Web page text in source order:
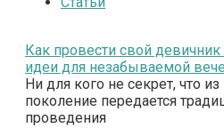
Как провести свой
идеи для незабываемой
Ни для кого не секрет, что
поколение передается
проведения